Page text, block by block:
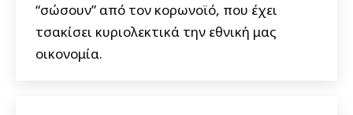
“σώσουν” από τον κορωνοϊό, που έχει
τσακίσει κυριολεκτικά την εθνική μας
οικονομία.